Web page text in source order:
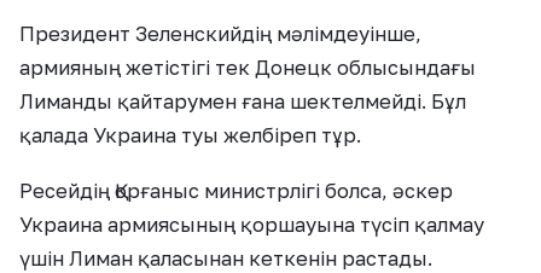
Президент Зеленскийдің мәлімдеуінше,
армияның жетістігі тек Донецк облысындағы
Лиманды қайтарумен ғана шектелмейді. Бұл
қалада Украина туы желбіреп тұр.
Ресейдің Қорғаныс министрлігі болса, әскер
Украина армиясының қоршауына түсіп қалмау
үшін Лиман қаласынан кеткенін растады.